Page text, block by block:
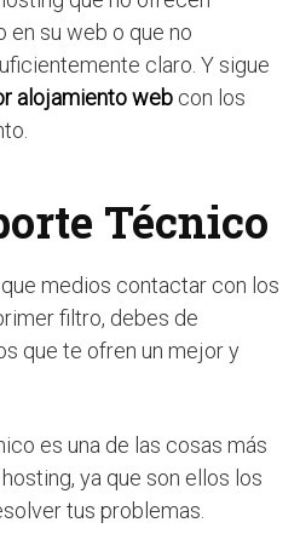
su web o que no
claro. Y sigue
alojamiento web con los
Técnico
medios contactar con los
filtro, debes de
que te ofren un mejor y
es una de las cosas más
ya que son ellos los
tus problemas.